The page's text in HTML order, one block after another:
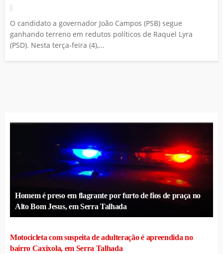
O candidato a governador João Campos (PSB) segue
ganhando terreno em redutos políticos de Raquel Lyra
(PSD). Nesta terça-feira (4),...
Homem é preso em flagrante por furto de fios de praça no
Alto Bom Jesus, em Serra Talhada
Motocicleta com suspeita de adulteração é apreendida no
bairro Caxixola, em Serra Talhada